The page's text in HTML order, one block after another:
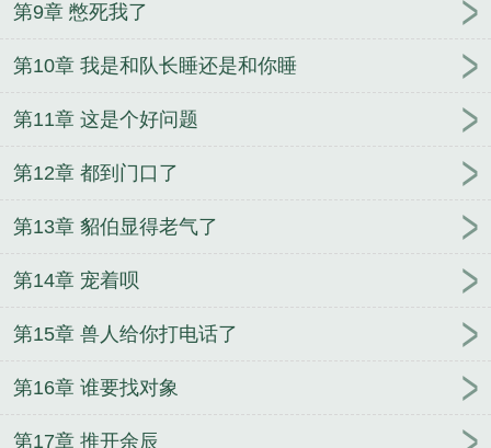
第9章 憋死我了
第10章 我是和队长睡还是和你睡
第11章 这是个好问题
第12章 都到门口了
第13章 貂伯显得老气了
第14章 宠着呗
第15章 兽人给你打电话了
第16章 谁要找对象
第17章 推开余辰